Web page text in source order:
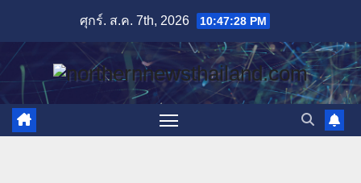
content
ศุกร์. ส.ค. 7th, 2026 10:47:30 PM